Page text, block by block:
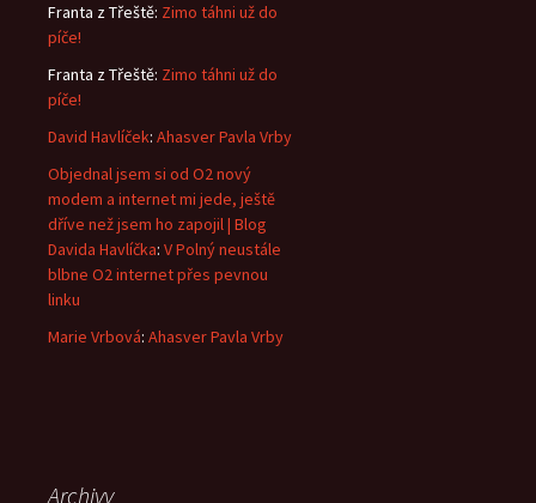
Franta z Třeště: Zimo táhni už do
píče!
Franta z Třeště: Zimo táhni už do
píče!
David Havlíček: Ahasver Pavla Vrby
Objednal jsem si od O2 nový
modem a internet mi jede, ještě
dříve než jsem ho zapojil | Blog
Davida Havlíčka: V Polný neustále
blbne O2 internet přes pevnou
linku
Marie Vrbová: Ahasver Pavla Vrby
Archivy